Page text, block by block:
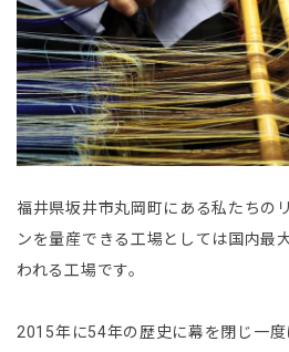
福井県坂井市丸岡町にある私たちの
ンを量産できる工場としては国内最
われる工場です。
2015年に54年の歴史に幕を閉じ一